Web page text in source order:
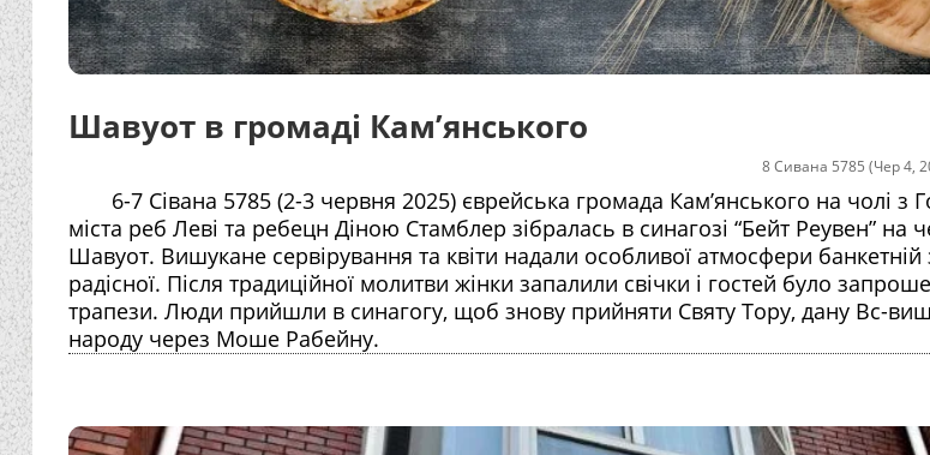
Шавуот в громаді Кам’янського
8 Сивана 5785 (Чер 4,
6-7 Сівана 5785 (2-3 червня 2025) єврейська громада Кам’янського на чолі
міста реб Леві та ребецн Діною Стамблер зібралась в синагозі “Бейт Реувен” на
Шавуот. Вишукане сервірування та квіти надали особливої атмосфери банкетній
радісної. Після традиційної молитви жінки запалили свічки і гостей було
трапези. Люди прийшли в синагогу, щоб знову прийняти Святу Тору, дану Вс-
народу через Моше Рабейну.